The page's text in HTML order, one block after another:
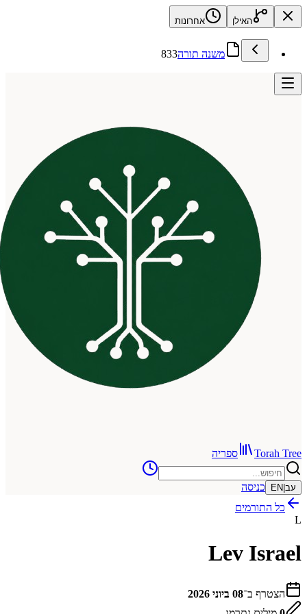
האילן אחרונות
משנה תורה833
ספריה
כניסה
Lev
ב־08 ביוני 2026